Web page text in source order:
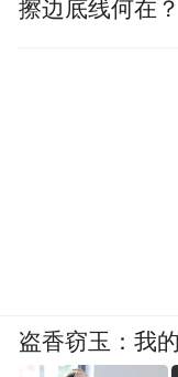
擦边底线何在？
盗香窃玉：我